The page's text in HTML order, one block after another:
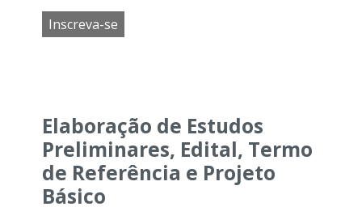
Inscreva-se
Elaboração de Estudos
Preliminares, Edital, Termo
de Referência e Projeto
Básico